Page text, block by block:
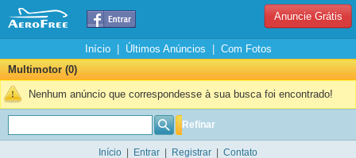
Anuncie Grátis
Início| Últimos Anúncios
Com Fotos
Multimotor (0)
Nenhum anúncio que correspondesse à sua busca foi encontrado!
Refinar
Início Entrar Registrar Contato